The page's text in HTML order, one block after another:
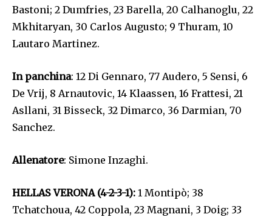
Bastoni; 2 Dumfries, 23 Barella, 20 Calhanoglu, 22
Mkhitaryan, 30 Carlos Augusto; 9 Thuram, 10
Lautaro Martinez.
In panchina: 12 Di Gennaro, 77 Audero, 5 Sensi, 6
De Vrij, 8 Arnautovic, 14 Klaassen, 16 Frattesi, 21
Asllani, 31 Bisseck, 32 Dimarco, 36 Darmian, 70
Sanchez.
Allenatore: Simone Inzaghi.
HELLAS VERONA (4-2-3-1): 1 Montipò; 38
Tchatchoua, 42 Coppola, 23 Magnani, 3 Doig; 33